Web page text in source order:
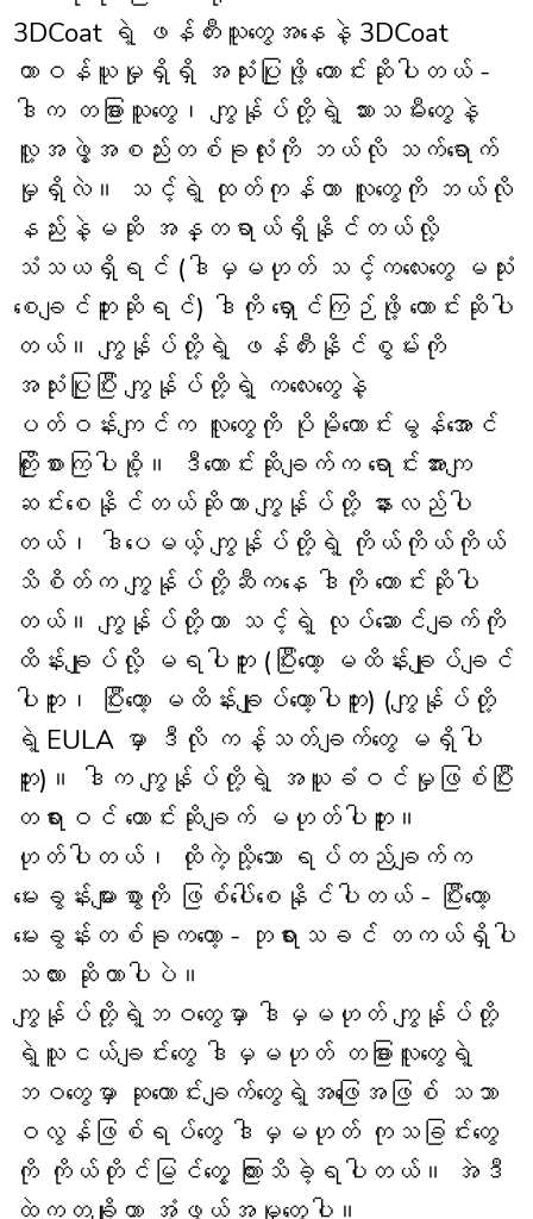
3DCoat ရဲ့ ဖန်တီးသူတွေအနေနဲ့ 3DCoat
တာဝန်ယူမှုရှိရှိ အသုံးပြုဖို့ တောင်းဆိုပါတယ် -
ဒါက တခြားသူတွေ၊ ကျွန်ုပ်တို့ရဲ့ သားသမီးတွေနဲ့
လူ့အဖွဲ့အစည်းတစ်ခုလုံးကို ဘယ်လို သက်ရောက်
မှုရှိလဲ။ သင့်ရဲ့ ထုတ်ကုန်ဟာ လူတွေကို ဘယ်လို
နည်းနဲ့မဆို အန္တရာယ်ရှိနိုင်တယ်လို့
သံသယရှိရင် (ဒါမှမဟုတ် သင့်ကလေးတွေ မသုံး
စေချင်ဘူးဆိုရင်) ဒါကို ရှောင်ကြဉ်ဖို့ တောင်းဆိုပါ
တယ်။ ကျွန်ုပ်တို့ရဲ့ ဖန်တီးနိုင်စွမ်းကို
အသုံးပြုပြီး ကျွန်ုပ်တို့ရဲ့ ကလေးတွေနဲ့
ပတ်ဝန်းကျင်က လူတွေကို ပိုမိုကောင်းမွန်အောင်
ကြိုးစားကြပါစို့။ ဒီတောင်းဆိုချက်က ရောင်းအားကျ
ဆင်းစေနိုင်တယ်ဆိုတာ ကျွန်ုပ်တို့ နားလည်ပါ
တယ်၊ ဒါပေမယ့် ကျွန်ုပ်တို့ရဲ့ ကိုယ်ကိုယ်ကိုယ်
သိစိတ်က ကျွန်ုပ်တို့ဆီကနေ ဒါကို တောင်းဆိုပါ
တယ်။ ကျွန်ုပ်တို့ဟာ သင့်ရဲ့ လုပ်ဆောင်ချက်ကို
ထိန်းချုပ်လို့ မရပါဘူး (ပြီးတော့ မထိန်းချုပ်ချင်
ပါဘူး၊ ပြီးတော့ မထိန်းချုပ်တော့ပါဘူး) (ကျွန်ုပ်တို့
ရဲ့ EULA မှာ ဒီလို ကန့်သတ်ချက်တွေ မရှိပါ
ဘူး)။ ဒါက ကျွန်ုပ်တို့ရဲ့ အယူခံဝင်မှုဖြစ်ပြီး
တရားဝင် တောင်းဆိုချက် မဟုတ်ပါဘူး။
ဟုတ်ပါတယ်၊ ထိုကဲ့သို့သော ရပ်တည်ချက်က
မေးခွန်းများစွာကို ဖြစ်ပေါ်စေနိုင်ပါတယ် - ပြီးတော့
မေးခွန်းတစ်ခုကတော့ - ဘုရားသခင် တကယ်ရှိပါ
သလား ဆိုတာပါပဲ။
ကျွန်ုပ်တို့ရဲ့ဘဝတွေမှာ ဒါမှမဟုတ် ကျွန်ုပ်တို့
ရဲ့သူငယ်ချင်းတွေ ဒါမှမဟုတ် တခြားလူတွေရဲ့
ဘဝတွေမှာ ဆုတောင်းချက်တွေရဲ့အဖြေအဖြစ် သဘာ
ဝလွန်ဖြစ်ရပ်တွေ ဒါမှမဟုတ် ကုသခြင်းတွေ
ကို ကိုယ်တိုင်မြင်တွေ့ ကြားသိခဲ့ရပါတယ်။ အဲဒီ
ထဲကတချို့ဟာ အံ့ဖွယ်အမှုတွေပါ။